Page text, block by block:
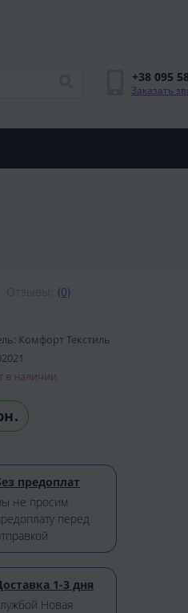
+38 095
Заказать
(0)
Комфорт Текстиль
в наличии
предоплат
не просим
перед
1-3 дня
Новая